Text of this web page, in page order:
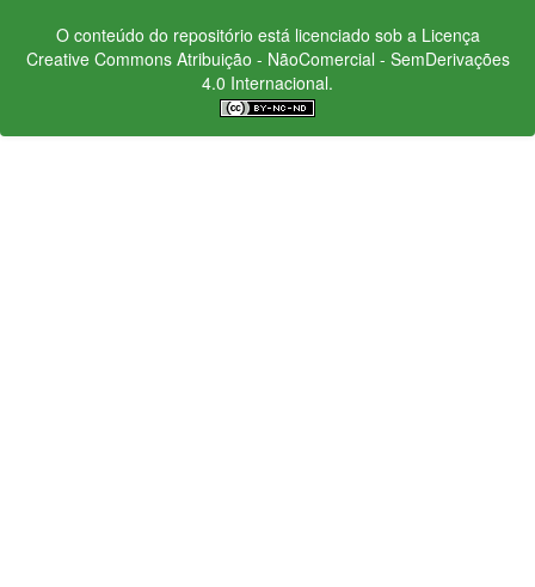
O conteúdo do repositório está licenciado sob a Licença
Creative CommonsAtribuição - NãoComercial - SemDerivações
4.0 Internacional.